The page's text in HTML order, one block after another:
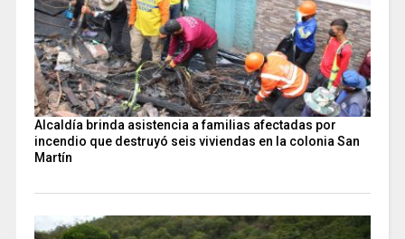
Alcaldía brinda asistencia a familias afectadas por
incendio que destruyó seis viviendas en la colonia San
Martín